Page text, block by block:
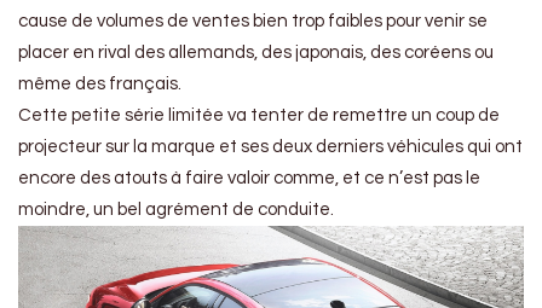
cause de volumes de ventes bien trop faibles pour venir se
placer en rival des allemands, des japonais, des coréens ou
même des français.
Cette petite série limitée va tenter de remettre un coup de
projecteur sur la marque et ses deux derniers véhicules qui ont
encore des atouts à faire valoir comme, et ce n’est pas le
moindre, un bel agrément de conduite.